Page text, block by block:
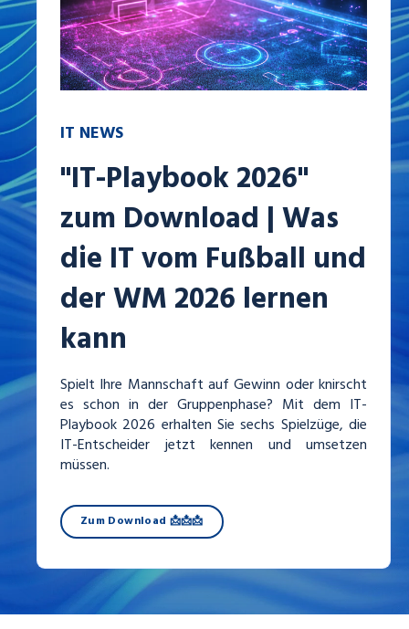
IT NEWS
"IT-Playbook 2026"
zum Download | Was
die IT vom Fußball und
der WM 2026 lernen
kann
Spielt Ihre Mannschaft auf Gewinn oder knirscht
es schon in der Gruppenphase? Mit dem IT-
Playbook 2026 erhalten Sie sechs Spielzüge, die
IT-Entscheider jetzt kennen und umsetzen
müssen.
Zum Download 📩📩📩